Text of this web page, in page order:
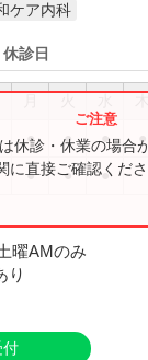
ケア内科
診日
● ● ● ●
● ● ●
休診・休業の場合
に直接ご確認くださ
曜AMのみ
り
付